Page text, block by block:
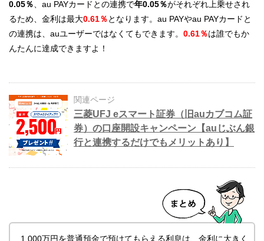
0.05％ 、au PAYカードとの連携で年0.05％がそれぞれ上乗せされ
るため、金利は最大0.61％となります。au PAYやau PAYカードと
の連携は、auユーザーではなくてもできます。 0.61％は誰でもか
んたんに達成できますよ！
関連ページ
三菱UFJ eスマート証券（旧auカブコム証
券）の口座開設キャンペーン【auじぶん銀
行と連携するだけでもメリットあり】
1,000万円を普通預金で預けてもらえる利息は、金利に大きく